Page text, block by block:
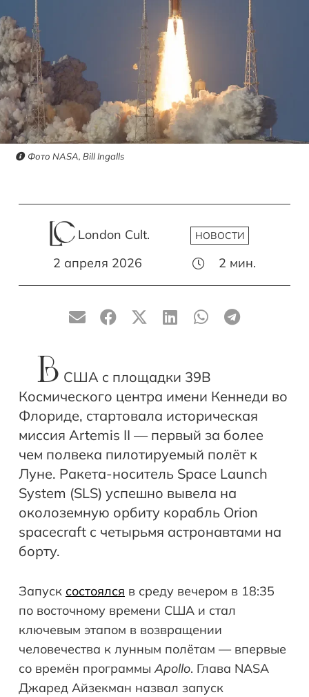
Фото NASA, Bill Ingalls
London Cult. НОВОСТИ
2 апреля 2026 2 мин.
В США с площадки 39B
Космического центра имени Кеннеди во
Флориде, стартовала историческая
миссия Artemis II — первый за более
чем полвека пилотируемый полёт к
Луне. Ракета-носитель Space Launch
System (SLS) успешно вывела на
околоземную орбиту корабль Orion
spacecraft с четырьмя астронавтами на
борту.
Запуск состоялся в среду вечером в 18:35
по восточному времени США и стал
ключевым этапом в возвращении
человечества к лунным полётам — впервые
со времён программыApollo. Глава NASA
Джаред Айзекман назвал запуск